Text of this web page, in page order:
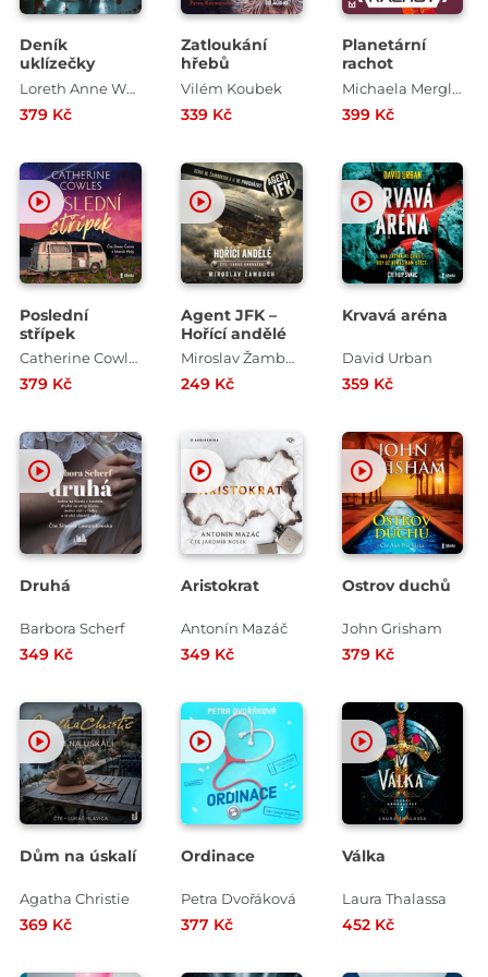
Deník
uklízečky
Loreth Anne White
379 Kč
Zatloukání
hřebů
Vilém Koubek
339 Kč
Planetární
rachot
Michaela Merglová , Martin Paytok
399 Kč
Poslední
střípek
Catherine Cowles
379 Kč
Agent JFK –
Hořící andělé
Miroslav Žamboch
249 Kč
Krvavá aréna
David Urban
359 Kč
Druhá
Barbora Scherf
349 Kč
Aristokrat
Antonín Mazáč
349 Kč
Ostrov duchů
John Grisham
379 Kč
Dům na úskalí
Agatha Christie
369 Kč
Ordinace
Petra Dvořáková
377 Kč
Válka
Laura Thalassa
452 Kč